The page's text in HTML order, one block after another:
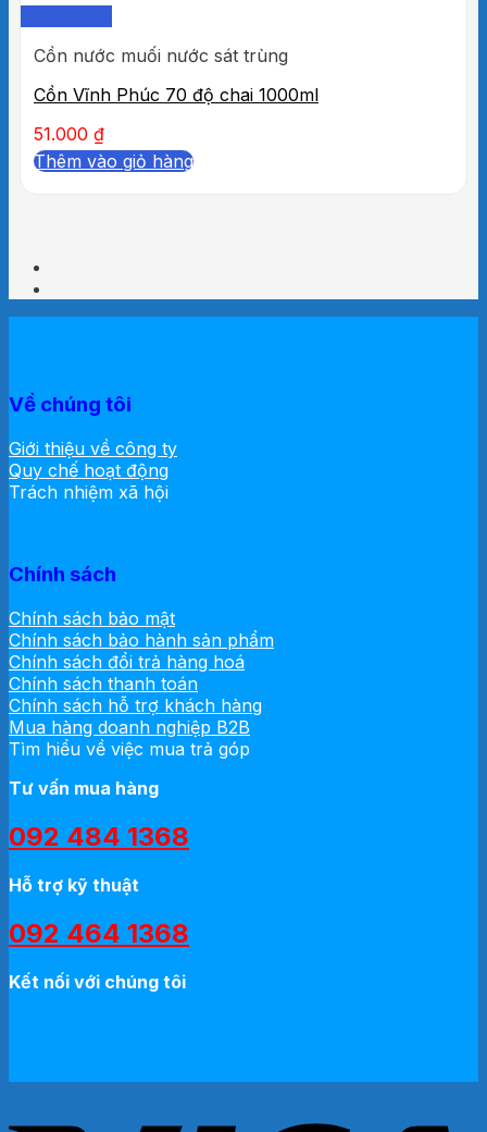
Cồn nước muối nước sát trùng
Cồn Vĩnh Phúc 70 độ chai 1000ml
51.000 ₫
Thêm vào giỏ hàng
Về chúng tôi
Giới thiệu về công ty
Quy chế hoạt động
Trách nhiệm xã hội
Chính sách
Chính sách bảo mật
Chính sách bảo hành sản phẩm
Chính sách đổi trả hàng hoá
Chính sách thanh toán
Chính sách hỗ trợ khách hàng
Mua hàng doanh nghiệp B2B
Tìm hiểu về việc mua trả góp
Tư vấn mua hàng
092 484 1368
Hỗ trợ kỹ thuật
092 464 1368
Kết nối với chúng tôi